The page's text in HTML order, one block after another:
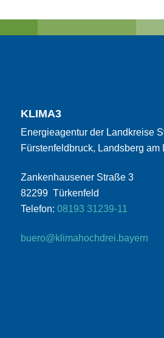
KLIMA3
Energieagentur der Landkreise
Fürstenfeldbruck, Landsberg am
Zankenhausener Straße 3
82299 Türkenfeld
Telefon: 08193 31239-11
buero@klimahochdrei.bayern